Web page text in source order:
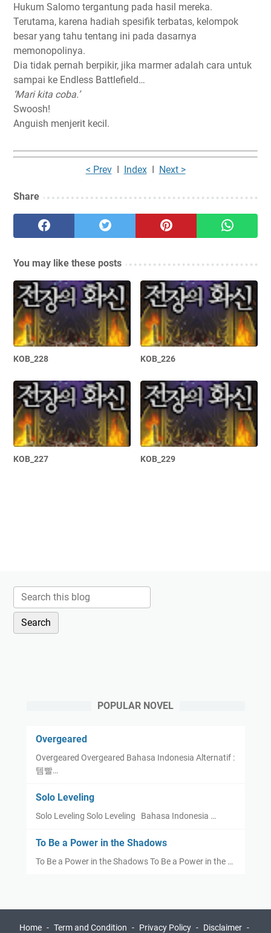
Hukum Salomo tergantung pada hasil mereka.
Terutama, karena hadiah spesifik terbatas, kelompok
besar yang tahu tentang ini pada dasarnya
memonopolinya.
Dia tidak pernah berpikir, jika marmer adalah cara untuk
sampai ke Endless Battlefield…
‘Mari kita coba.’
Swoosh!
Anguish menjerit kecil.
< PrevI IndexI Next >
Share
You may like these posts
KOB_228 KOB_226
KOB_227 KOB_229
POPULAR NOVEL
Overgeared
Overgeared Overgeared Bahasa Indonesia Alternatif :
템빨…
Solo Leveling
Solo Leveling Solo Leveling Bahasa Indonesia …
To Be a Power in the Shadows
To Be a Power in the Shadows To Be a Power in the …
Home Term and Condition Privacy Policy Disclaimer